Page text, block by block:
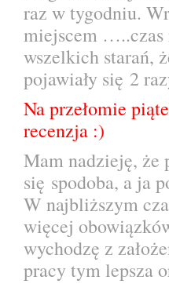
raz w tygodniu.
miejscem …..czas
wszelkich starań,
pojawiały się 2
Na przełomie
recenzja :)
Mam nadzieję, że
się spodoba, a ja
W najbliższym
więcej
wychodzę z
pracy tym lepsza